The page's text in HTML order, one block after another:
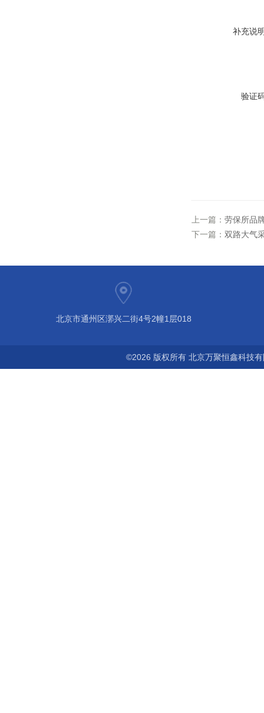
补充说
验证
上一篇： 劳保所品
下一篇： 双路大气
北京市通州区漷兴二街4号2幢1层018
©2026 版权所有 北京万聚恒鑫科技